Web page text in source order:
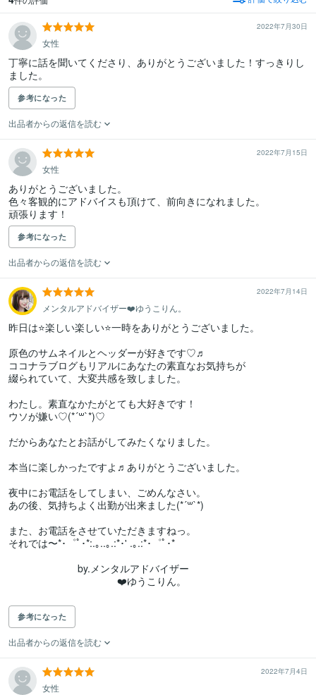
2022年7月30日
女性
丁寧に話を聞いてくださり、ありがとうございました！すっきりし
ました。
参考になった
出品者からの返信を読む
2022年7月15日
女性
ありがとうございました。
色々客観的にアドバイスも頂けて、前向きになれました。
頑張ります！
参考になった
出品者からの返信を読む
2022年7月14日
メンタルアドバイザー❤️ゆうこりん。
昨日は⭐️楽しい楽しい⭐️一時をありがとうございました。
原色のサムネイルとヘッダーが好きです♡♬
ココナラブログもリアルにあなたの素直なお気持ちが
綴られていて、大変共感を致しました。
わたし。素直なかたがとても大好きです！
ウソが嫌い♡(*´꒳`*)♡
だからあなたとお話がしてみたくなりました。
本当に楽しかったですよ♬ありがとうございました。
夜中にお電話をしてしまい、ごめんなさい。
あの後、気持ちよく出勤が出来ました(*´꒳`*)
また、お電話をさせていただきますねっ。
それでは〜*･゜ﾟ･*:.｡..｡.:*･' .｡.:*･゜ﾟ･*
by.メンタルアドバイザー
❤️ゆうこりん。
参考になった
出品者からの返信を読む
2022年7月4日
女性